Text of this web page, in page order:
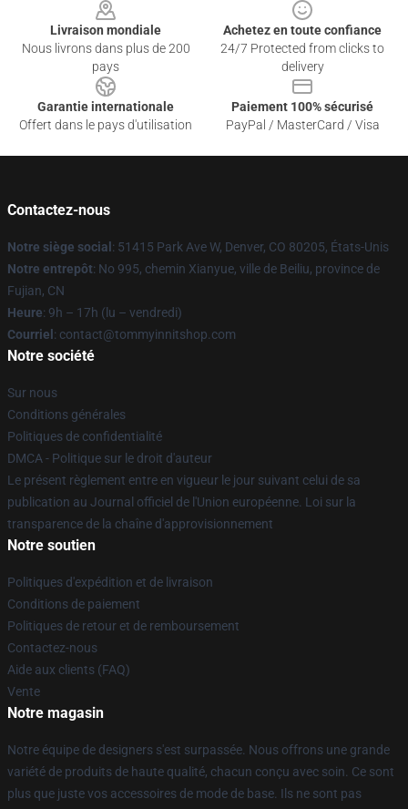
Livraison mondiale
Nous livrons dans plus de 200
pays
Achetez en toute confiance
24/7 Protected from clicks to
delivery
Garantie internationale
Offert dans le pays d'utilisation
Paiement 100% sécurisé
PayPal / MasterCard / Visa
Contactez-nous
Notre siège social : 51415 Park Ave W, Denver, CO 80205, États-Unis
Notre entrepôt: No 995, chemin Xianyue, ville de Beiliu, province de
Fujian, CN
Heure: 9h – 17h (lu – vendredi)
Courriel : contact@tommyinnitshop.com
Notre société
Sur nous
Conditions générales
Politiques de confidentialité
DMCA - Politique sur le droit d'auteur
Le présent règlement entre en vigueur le jour suivant celui de sa
publication au Journal officiel de l'Union européenne. Loi sur la
transparence de la chaîne d'approvisionnement
Notre soutien
Politiques d'expédition et de livraison
Conditions de paiement
Politiques de retour et de remboursement
Contactez-nous
Aide aux clients (FAQ)
Vente
Notre magasin
Notre équipe de designers s'est surpassée. Nous offrons une grande
variété de produits de haute qualité, chacun conçu avec soin. Ce sont
plus que juste vos accessoires de mode de base. Ils ne sont pas